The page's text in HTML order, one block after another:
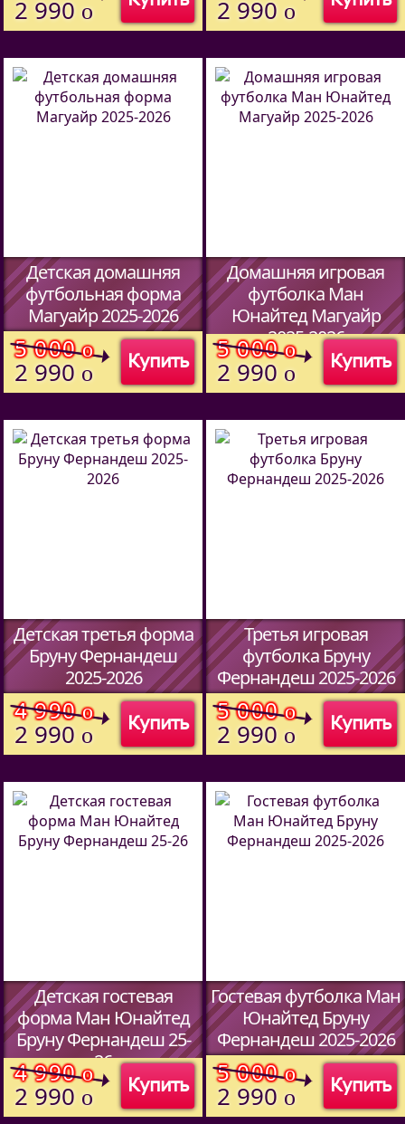
2 990 o 2 990 o
Детская домашняя
футбольная форма
Магуайр 2025-2026
(Код:5902701
Купить
5 000o
2 990 o
Домашняя игровая
футболка Ман
Юнайтед Магуайр
2025-2026
(Код:4560701) Купить
5 000o
2 990 o
Детская третья форма
Бруну Фернандеш
2025-2026
(Код:5902701
Купить
4 990o
2 990 o
Третья игровая
футболка Бруну
Фернандеш 2025-2026
(Код:4560701
Купить
5 000o
2 990 o
Детская гостевая
форма Ман Юнайтед
Бруну Фернандеш 25-
26
(Код:5902701) Купить
4 990o
2 990 o
Гостевая футболка Ман
Юнайтед Бруну
Фернандеш 2025-2026
(Код:4560701
Купить
5 000o
2 990 o